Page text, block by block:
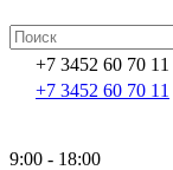
+7 3452 60 70 11
+7 3452 60 70 11
9:00 - 18:00